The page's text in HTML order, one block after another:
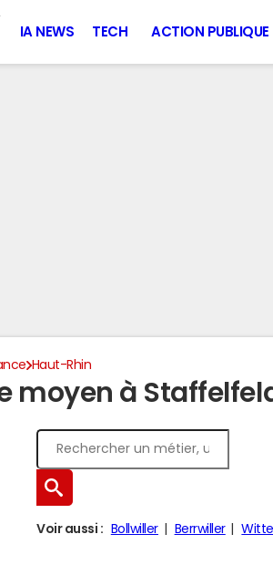
IA NEWS TECH ACTION PUBLIQUE
Haut-Rhin
moyen à
Voir aussi : Bollwiller Berrwiller